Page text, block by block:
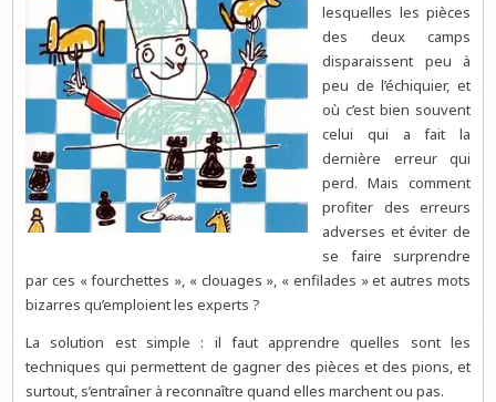
lesquelles les pièces
des deux camps
disparaissent peu à
peu de l’échiquier, et
où c’est bien souvent
celui qui a fait la
dernière erreur qui
perd. Mais comment
profiter des erreurs
adverses et éviter de
se faire surprendre
par ces « fourchettes », « clouages », « enfilades » et autres mots
bizarres qu’emploient les experts ?
La solution est simple : il faut apprendre quelles sont les
techniques qui permettent de gagner des pièces et des pions, et
surtout, s’entraîner à reconnaître quand elles marchent ou pas.